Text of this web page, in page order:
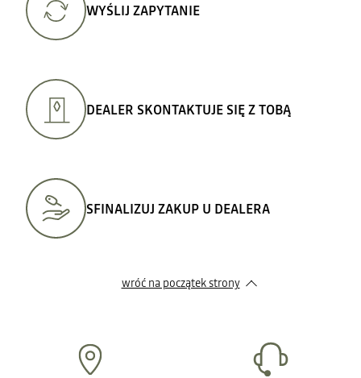
WYŚLIJ ZAPYTANIE
DEALER SKONTAKTUJE SIĘ Z TOBĄ
SFINALIZUJ ZAKUP U DEALERA
wróć na początek strony